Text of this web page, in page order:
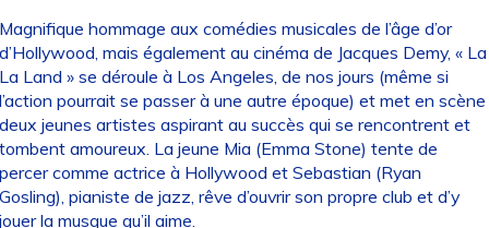
hommage aux comédies musicales de l’âge d’or
mais également au cinéma de Jacques Demy, « La
Land » se déroule à Los Angeles, de nos jours (même si
pourrait se passer à une autre époque) et met en scène
jeunes artistes aspirant au succès qui se rencontrent et
amoureux. La jeune Mia (Emma Stone) tente de
comme actrice à Hollywood et Sebastian (Ryan
pianiste de jazz, rêve d’ouvrir son propre club et d’y
la musque qu’il aime.